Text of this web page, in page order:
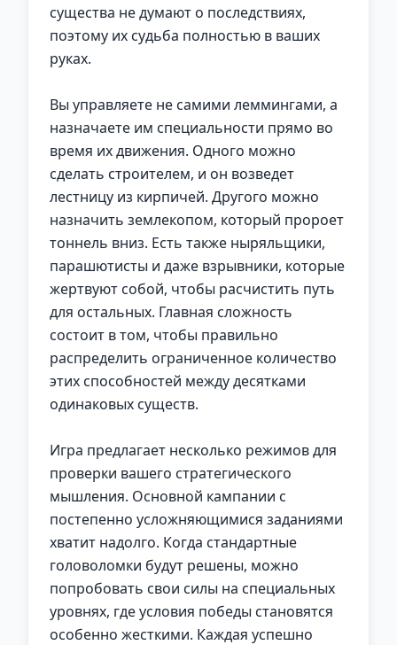
существа не думают о последствиях,
поэтому их судьба полностью в ваших
руках.
Вы управляете не самими леммингами, а
назначаете им специальности прямо во
время их движения. Одного можно
сделать строителем, и он возведет
лестницу из кирпичей. Другого можно
назначить землекопом, который пророет
тоннель вниз. Есть также ныряльщики,
парашютисты и даже взрывники, которые
жертвуют собой, чтобы расчистить путь
для остальных. Главная сложность
состоит в том, чтобы правильно
распределить ограниченное количество
этих способностей между десятками
одинаковых существ.
Игра предлагает несколько режимов для
проверки вашего стратегического
мышления. Основной кампании с
постепенно усложняющимися заданиями
хватит надолго. Когда стандартные
головоломки будут решены, можно
попробовать свои силы на специальных
уровнях, где условия победы становятся
особенно жесткими. Каждая успешно